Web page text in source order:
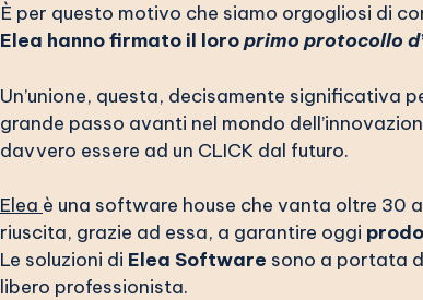
È per questo motivo che siamo orgogliosi di
Elea hanno firmato il loroprimo protocollo
Un’unione, questa, decisamente significativa
grande passo avanti nel mondo
davvero essere ad un CLICK dal futuro.
Elea è una software house che vanta oltre 30
riuscita, grazie ad essa, a garantire oggi
Le soluzioni di Elea Software sono a portata
libero professionista.